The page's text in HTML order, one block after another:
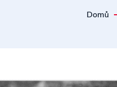
Domů